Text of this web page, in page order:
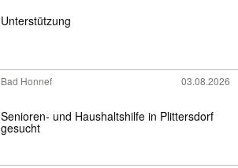
Unterstützung
Bad Honnef 03.08.2026
Senioren- und Haushaltshilfe in Plittersdorf
gesucht